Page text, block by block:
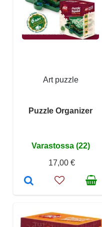
Art puzzle
Puzzle Organizer
Varastossa (22)
17,00 €